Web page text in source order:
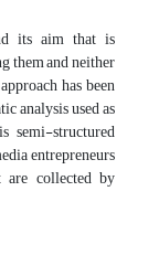
its aim that is
them and neither
has been
analysis used as
semi-structured
entrepreneurs
are collected by